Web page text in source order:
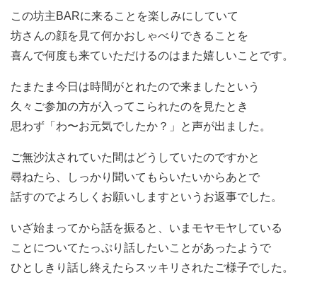
この坊主BARに来ることを楽しみにしていて
坊さんの顔を見て何かおしゃべりできることを
喜んで何度も来ていただけるのはまた嬉しいことです。
たまたま今日は時間がとれたので来ましたという
久々ご参加の方が入ってこられたのを見たとき
思わず「わ〜お元気でしたか？」と声が出ました。
ご無沙汰されていた間はどうしていたのですかと
尋ねたら、しっかり聞いてもらいたいからあとで
話すのでよろしくお願いしますというお返事でした。
いざ始まってから話を振ると、いまモヤモヤしている
ことについてたっぷり話したいことがあったようで
ひとしきり話し終えたらスッキリされたご様子でした。